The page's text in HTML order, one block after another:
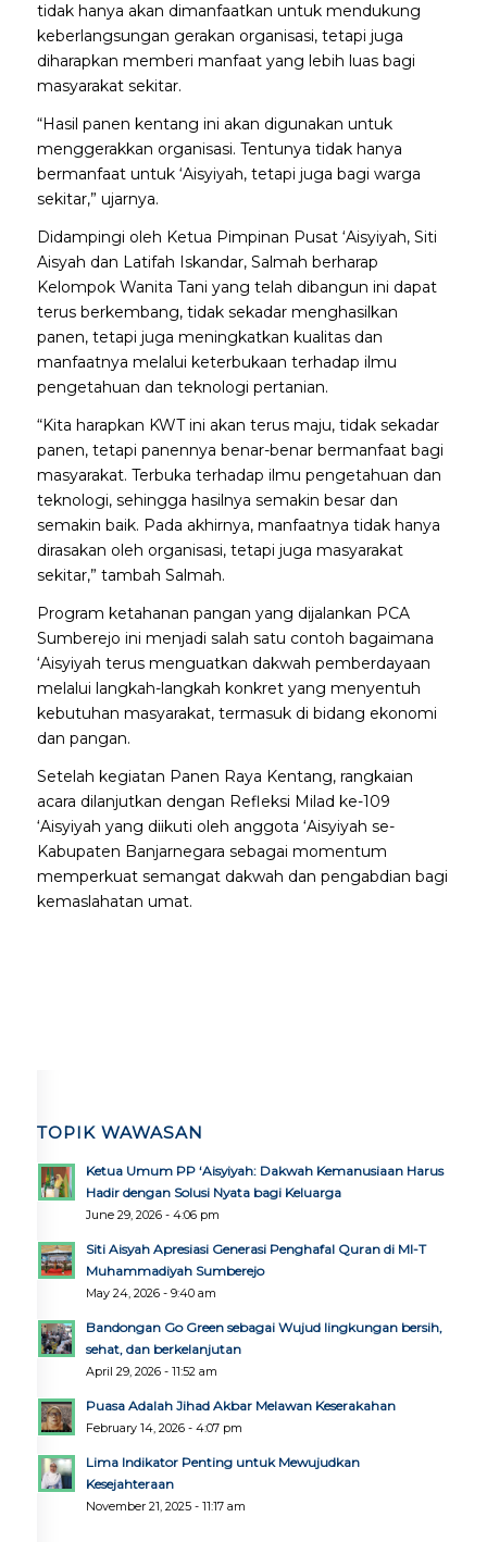
tidak hanya akan dimanfaatkan untuk mendukung
keberlangsungan gerakan organisasi, tetapi juga
diharapkan memberi manfaat yang lebih luas bagi
masyarakat sekitar.
“Hasil panen kentang ini akan digunakan untuk
menggerakkan organisasi. Tentunya tidak hanya
bermanfaat untuk ‘Aisyiyah, tetapi juga bagi warga
sekitar,” ujarnya.
Didampingi oleh Ketua Pimpinan Pusat ‘Aisyiyah, Siti
Aisyah dan Latifah Iskandar, Salmah berharap
Kelompok Wanita Tani yang telah dibangun ini dapat
terus berkembang, tidak sekadar menghasilkan
panen, tetapi juga meningkatkan kualitas dan
manfaatnya melalui keterbukaan terhadap ilmu
pengetahuan dan teknologi pertanian.
“Kita harapkan KWT ini akan terus maju, tidak sekadar
panen, tetapi panennya benar-benar bermanfaat bagi
masyarakat. Terbuka terhadap ilmu pengetahuan dan
teknologi, sehingga hasilnya semakin besar dan
semakin baik. Pada akhirnya, manfaatnya tidak hanya
dirasakan oleh organisasi, tetapi juga masyarakat
sekitar,” tambah Salmah.
Program ketahanan pangan yang dijalankan PCA
Sumberejo ini menjadi salah satu contoh bagaimana
‘Aisyiyah terus menguatkan dakwah pemberdayaan
melalui langkah-langkah konkret yang menyentuh
kebutuhan masyarakat, termasuk di bidang ekonomi
dan pangan.
Setelah kegiatan Panen Raya Kentang, rangkaian
acara dilanjutkan dengan Refleksi Milad ke-109
‘Aisyiyah yang diikuti oleh anggota ‘Aisyiyah se-
Kabupaten Banjarnegara sebagai momentum
memperkuat semangat dakwah dan pengabdian bagi
kemaslahatan umat.
TOPIK WAWASAN
Ketua Umum PP ‘Aisyiyah: Dakwah Kemanusiaan Harus
Hadir dengan Solusi Nyata bagi Keluarga
June 29, 2026 - 4:06 pm
Siti Aisyah Apresiasi Generasi Penghafal Quran di MI-T
Muhammadiyah Sumberejo
May 24, 2026 - 9:40 am
Bandongan Go Green sebagai Wujud lingkungan bersih,
sehat, dan berkelanjutan
April 29, 2026 - 11:52 am
Puasa Adalah Jihad Akbar Melawan Keserakahan
February 14, 2026 - 4:07 pm
Lima Indikator Penting untuk Mewujudkan
Kesejahteraan
November 21, 2025 - 11:17 am